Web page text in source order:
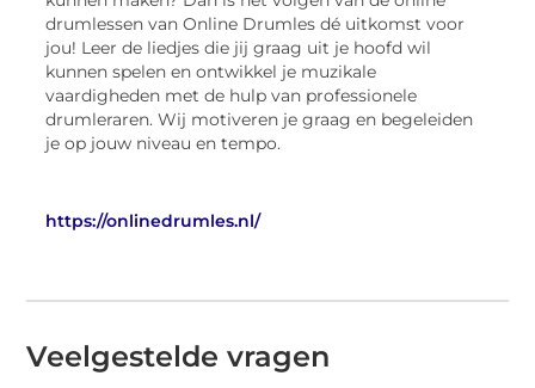
drumlessen van Online Drumles dé uitkomst voor
jou! Leer de liedjes die jij graag uit je hoofd wil
kunnen spelen en ontwikkel je muzikale
vaardigheden met de hulp van professionele
drumleraren. Wij motiveren je graag en begeleiden
je op jouw niveau en tempo.
https://onlinedrumles.nl/
Veelgestelde vragen